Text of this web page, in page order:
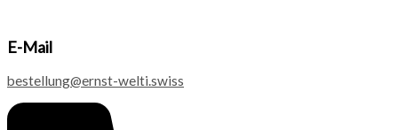
E-Mail
bestellung@ernst-welti.swiss